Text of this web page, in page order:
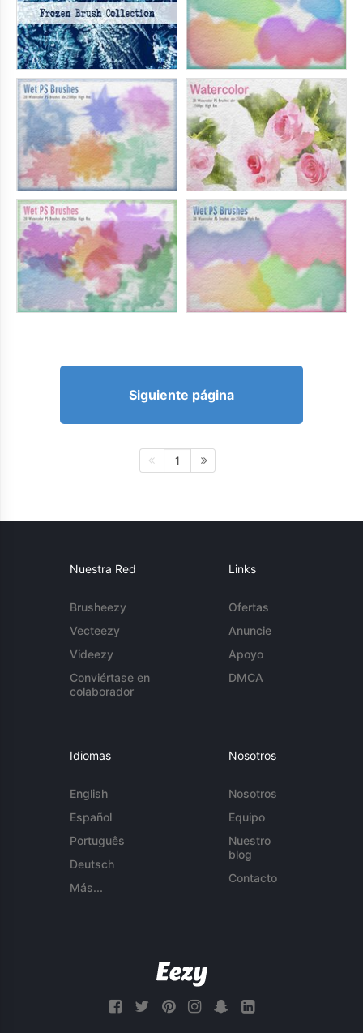
Siguiente página
1
Nuestra Red
Brusheezy
Vecteezy
Videezy
Conviértase en
colaborador
Links
Ofertas
Anuncie
Apoyo
DMCA
Idiomas
English
Español
Português
Deutsch
Más...
Nosotros
Nosotros
Equipo
Nuestro
blog
Contacto